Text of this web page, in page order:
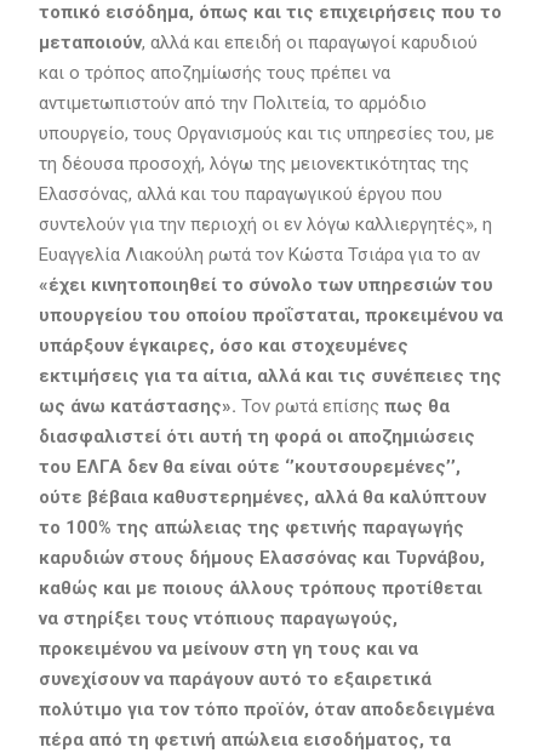
τοπικό εισόδημα, όπως και τις επιχειρήσεις που το
μεταποιούν, αλλά και επειδή οι παραγωγοί καρυδιού
και ο τρόπος αποζημίωσής τους πρέπει να
αντιμετωπιστούν από την Πολιτεία, το αρμόδιο
υπουργείο, τους Οργανισμούς και τις υπηρεσίες του, με
τη δέουσα προσοχή, λόγω της μειονεκτικότητας της
Ελασσόνας, αλλά και του παραγωγικού έργου που
συντελούν για την περιοχή οι εν λόγω καλλιεργητές», η
Ευαγγελία Λιακούλη ρωτά τον Κώστα Τσιάρα για το αν
«έχει κινητοποιηθεί το σύνολο των υπηρεσιών του
υπουργείου του οποίου προΐσταται, προκειμένου να
υπάρξουν έγκαιρες, όσο και στοχευμένες
εκτιμήσεις για τα αίτια, αλλά και τις συνέπειες της
ως άνω κατάστασης». Τον ρωτά επίσης πως θα
διασφαλιστεί ότι αυτή τη φορά οι αποζημιώσεις
του ΕΛΓΑ δεν θα είναι ούτε ‘’κουτσουρεμένες’’,
ούτε βέβαια καθυστερημένες, αλλά θα καλύπτουν
το 100% της απώλειας της φετινής παραγωγής
καρυδιών στους δήμους Ελασσόνας και Τυρνάβου,
καθώς και με ποιους άλλους τρόπους προτίθεται
να στηρίξει τους ντόπιους παραγωγούς,
προκειμένου να μείνουν στη γη τους και να
συνεχίσουν να παράγουν αυτό το εξαιρετικά
πολύτιμο για τον τόπο προϊόν, όταν αποδεδειγμένα
πέρα από τη φετινή απώλεια εισοδήματος, τα